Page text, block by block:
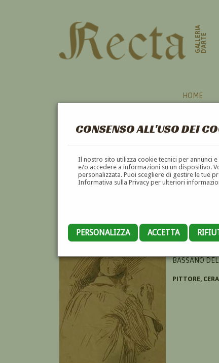
CONSENSO ALL'USO DEI
Il nostro sito utilizza cookie tecnici per annunci
e/o accedere a informazioni su un dispositivo.
personalizzata. Puoi scegliere di gestire le tue
Informativa sulla Privacy per ulteriori
PERSONALIZZA ACCETTA
GALLERIAD'ARTE
HOME
FRANCESCO ANTONIBON
BASSANO
PITTORE,